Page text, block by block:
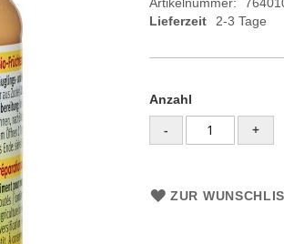
Lieferzeit
2-3 Tage
Anzahl
- +
ZUR